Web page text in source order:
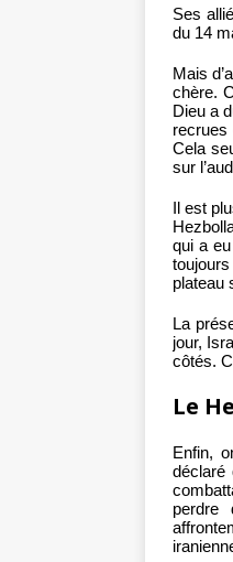
Ses
du 14
Mais
chère.
Dieu a
recrues
Cela
sur
Il est
qui a
plateau
La
jour,
côtés.
Le
Enfin,
déclaré
perdre